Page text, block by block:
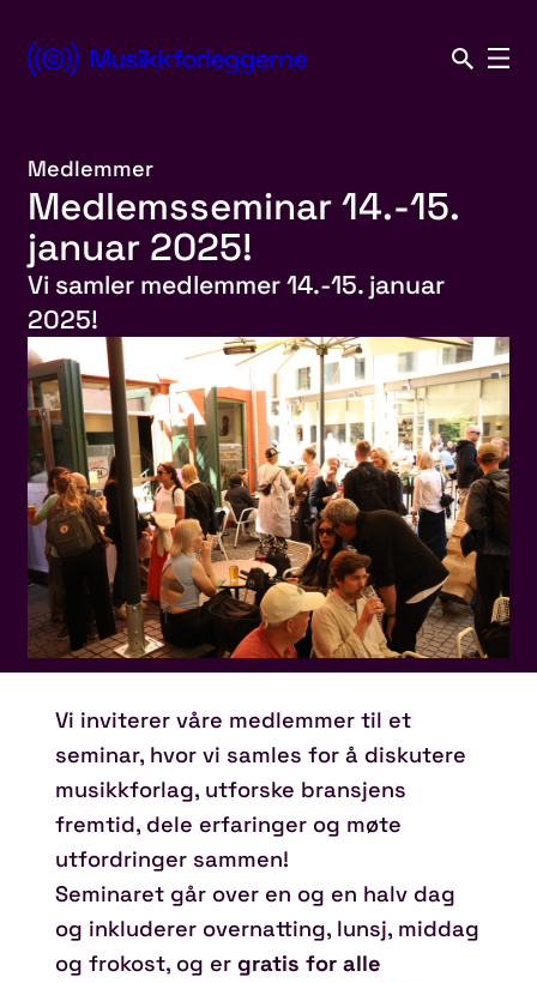
innhold
Norsk
Medlemmer
Medlemsseminar 14.-15.
januar 2025!
Vi samler medlemmer 14.-15. januar
2025!
Vi inviterer våre medlemmer til et
seminar, hvor vi samles for å diskutere
musikkforlag, utforske bransjens
fremtid, dele erfaringer og møte
utfordringer sammen!
Seminaret går over en og en halv dag
og inkluderer overnatting, lunsj, middag
og frokost, og ergratis for alle